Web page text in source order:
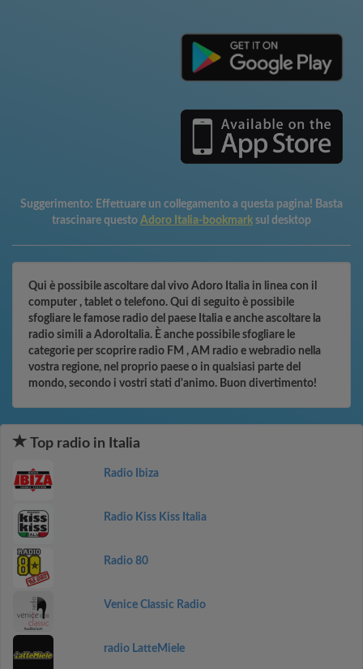
Suggerimento: Effettuare un collegamento a questa pagina! Basta
trascinare questo Adoro Italia-bookmark sul desktop
Qui è possibile ascoltare dal vivo Adoro Italia in linea con il
computer , tablet o telefono. Qui di seguito è possibile
sfogliare le famose radio del paese Italia e anche ascoltare la
radio simili a AdoroItalia. È anche possibile sfogliare le
categorie per scoprire radio FM , AM radio e webradio nella
vostra regione, nel proprio paese o in qualsiasi parte del
mondo, secondo i vostri stati d'animo. Buon divertimento!
Top radio in Italia
Radio Ibiza
Radio Kiss Kiss Italia
Radio 80
Venice Classic Radio
radio LatteMiele